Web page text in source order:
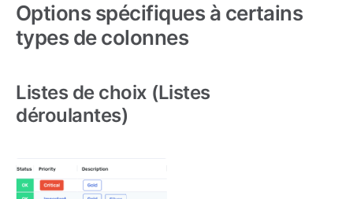
Options spécifiques à certains
types de colonnes
Listes de choix (Listes
déroulantes)